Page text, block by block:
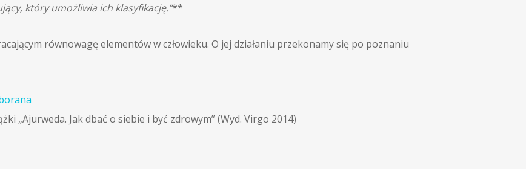
który umożliwia ich klasyfikację.”**
równowagę elementów w człowieku. O jej działaniu przekonamy się po poznaniu
„Ajurweda. Jak dbać o siebie i być zdrowym” (Wyd. Virgo 2014)